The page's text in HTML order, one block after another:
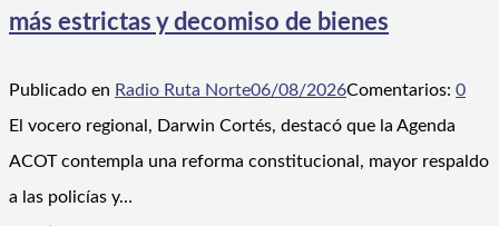
más estrictas y decomiso de bienes
Publicado en Radio Ruta Norte06/08/2026Comentarios: 0
El vocero regional, Darwin Cortés, destacó que la Agenda
ACOT contempla una reforma constitucional, mayor respaldo
a las policías y…